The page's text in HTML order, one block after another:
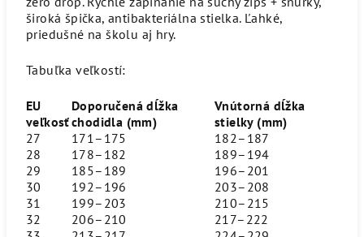
široká špička, antibakteriálna stielka. Ľahké,
priedušné na školu aj hry.
Tabuľka veľkostí:
EU
veľkosť
Doporučená dĺžka
chodidla (mm)
Vnútorná dĺžka
stielky (mm)
27
171–175
182–187
28
178–182
189–194
29
185–189
196–201
30
192–196
203–208
31
199–203
210–215
32
206–210
217–222